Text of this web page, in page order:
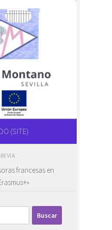
(SITE)
francesas en